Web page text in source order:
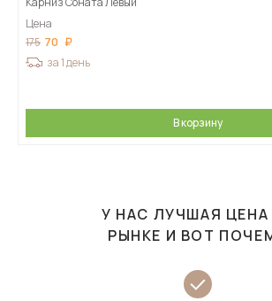
Цена
175 70
за 1 день
В корзину
У НАС ЛУЧШАЯ ЦЕНА
РЫНКЕ И ВОТ